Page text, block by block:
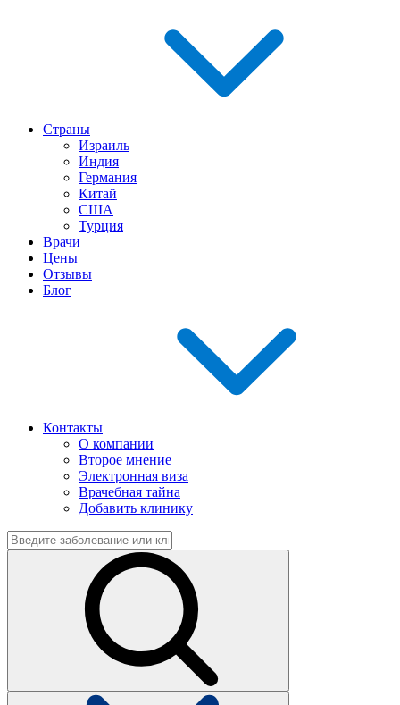
Страны
Израиль
Индия
Германия
Китай
США
Турция
Врачи
Цены
Отзывы
Блог
Контакты
О компании
Второе мнение
Электронная виза
Врачебная тайна
Добавить клинику